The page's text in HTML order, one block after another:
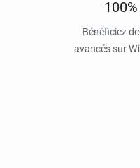
Bénéficiez
avancés sur